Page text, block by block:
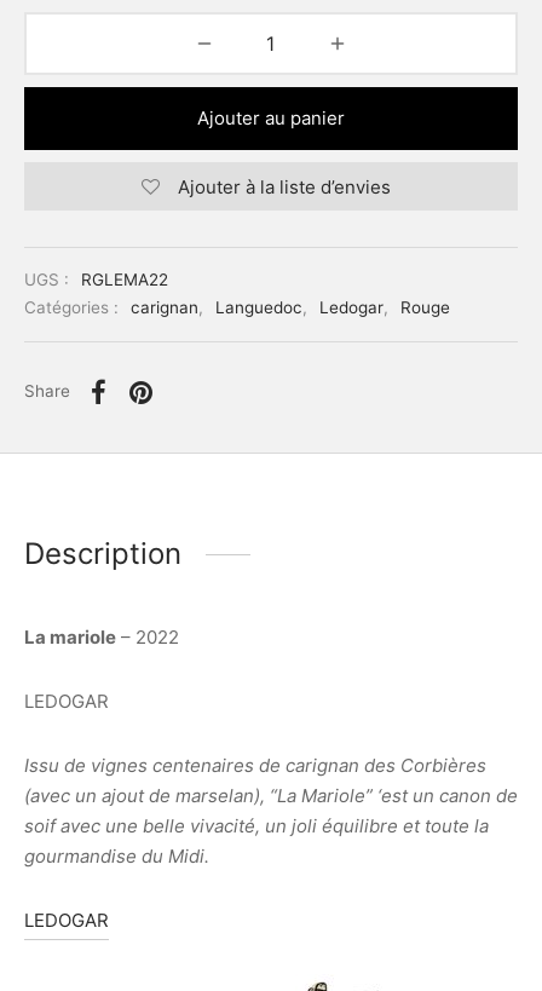
Ajouter au panier
Ajouter à la liste d’envies
UGS :
RGLEMA22
Catégories :
carignan, Languedoc, Ledogar, Rouge
Share
Description
La mariole – 2022
LEDOGAR
Issu de vignes centenaires de carignan des Corbières
(avec un ajout de marselan), “La Mariole” ‘est un canon de
soif avec une belle vivacité, un joli équilibre et toute la
gourmandise du Midi.
LEDOGAR